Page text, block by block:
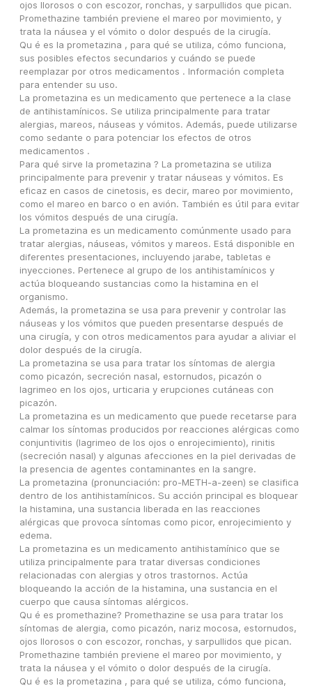
ojos llorosos o con escozor, ronchas, y sarpullidos que pican.
Promethazine también previene el mareo por movimiento, y
trata la náusea y el vómito o dolor después de la cirugía.
Qu é es la prometazina , para qué se utiliza, cómo funciona,
sus posibles efectos secundarios y cuándo se puede
reemplazar por otros medicamentos . Información completa
para entender su uso.
La prometazina es un medicamento que pertenece a la clase
de antihistamínicos. Se utiliza principalmente para tratar
alergias, mareos, náuseas y vómitos. Además, puede utilizarse
como sedante o para potenciar los efectos de otros
medicamentos .
Para qué sirve la prometazina ? La prometazina se utiliza
principalmente para prevenir y tratar náuseas y vómitos. Es
eficaz en casos de cinetosis, es decir, mareo por movimiento,
como el mareo en barco o en avión. También es útil para evitar
los vómitos después de una cirugía.
La prometazina es un medicamento comúnmente usado para
tratar alergias, náuseas, vómitos y mareos. Está disponible en
diferentes presentaciones, incluyendo jarabe, tabletas e
inyecciones. Pertenece al grupo de los antihistamínicos y
actúa bloqueando sustancias como la histamina en el
organismo.
Además, la prometazina se usa para prevenir y controlar las
náuseas y los vómitos que pueden presentarse después de
una cirugía, y con otros medicamentos para ayudar a aliviar el
dolor después de la cirugía.
La prometazina se usa para tratar los síntomas de alergia
como picazón, secreción nasal, estornudos, picazón o
lagrimeo en los ojos, urticaria y erupciones cutáneas con
picazón.
La prometazina es un medicamento que puede recetarse para
calmar los síntomas producidos por reacciones alérgicas como
conjuntivitis (lagrimeo de los ojos o enrojecimiento), rinitis
(secreción nasal) y algunas afecciones en la piel derivadas de
la presencia de agentes contaminantes en la sangre.
La prometazina (pronunciación: pro-METH-a-zeen) se clasifica
dentro de los antihistamínicos. Su acción principal es bloquear
la histamina, una sustancia liberada en las reacciones
alérgicas que provoca síntomas como picor, enrojecimiento y
edema.
La prometazina es un medicamento antihistamínico que se
utiliza principalmente para tratar diversas condiciones
relacionadas con alergias y otros trastornos. Actúa
bloqueando la acción de la histamina, una sustancia en el
cuerpo que causa síntomas alérgicos.
Qu é es promethazine? Promethazine se usa para tratar los
síntomas de alergia, como picazón, nariz mocosa, estornudos,
ojos llorosos o con escozor, ronchas, y sarpullidos que pican.
Promethazine también previene el mareo por movimiento, y
trata la náusea y el vómito o dolor después de la cirugía.
Qu é es la prometazina , para qué se utiliza, cómo funciona,